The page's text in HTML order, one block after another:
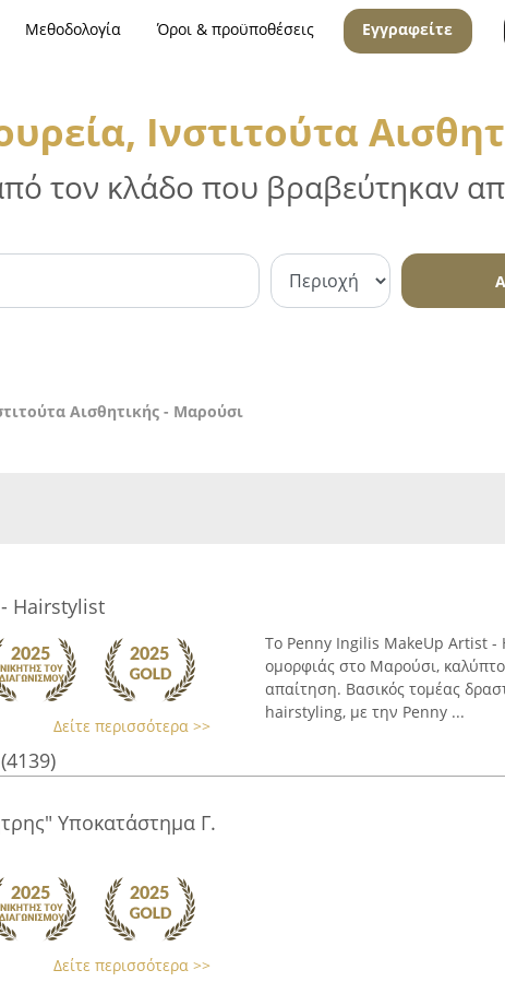
Μεθοδολογία Όροι & προϋποθέσεις Εγγραφείτε
Ινστιτούτα
τον κλάδο που βραβεύτηκαν
Αισθητικής - Μαρούσι
Hairstylist
Δείτε περισσότερα >>
(4139)
Το Penny Ingilis MakeUp Artist -
ομορφιάς στο Μαρούσι,
απαίτηση. Βασικός τομέας
hairstyling, με την Penny ...
Υποκατάστημα Γ.
Δείτε περισσότερα >>